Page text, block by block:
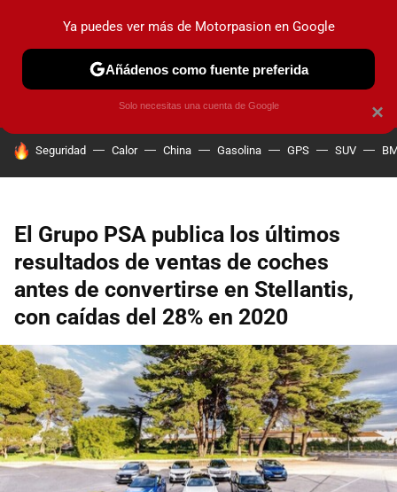
PRUEBAS COCHES ELÉCTRICOS OBSERVATORIO
HOY SE HABLA DE
Seguridad Calor China Gasolina GPS SUV
El Grupo PSA publica los últimos
resultados de ventas de coches
antes de convertirse en Stellantis,
con caídas del 28% en 2020
×
Ya puedes ver más de Motorpasion en Google
Añádenos como fuente preferida
Solo necesitas una cuenta de Google